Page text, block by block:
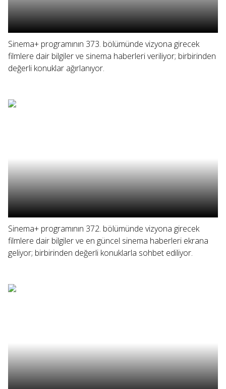
Sinema+ programının 373. bölümünde vizyona girecek
filmlere dair bilgiler ve sinema haberleri veriliyor; birbirinden
değerli konuklar ağırlanıyor.
Sinema+ programının 372. bölümünde vizyona girecek
filmlere dair bilgiler ve en güncel sinema haberleri ekrana
geliyor; birbirinden değerli konuklarla sohbet ediliyor.